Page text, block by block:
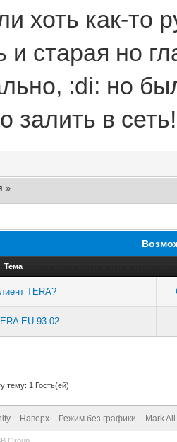
хоть как-то
и старая но
:di: но
залить в
»
Тема
TERA?
EU 93.02
тему: 1 Гость(ей)
Наверх Режим без графики Mark